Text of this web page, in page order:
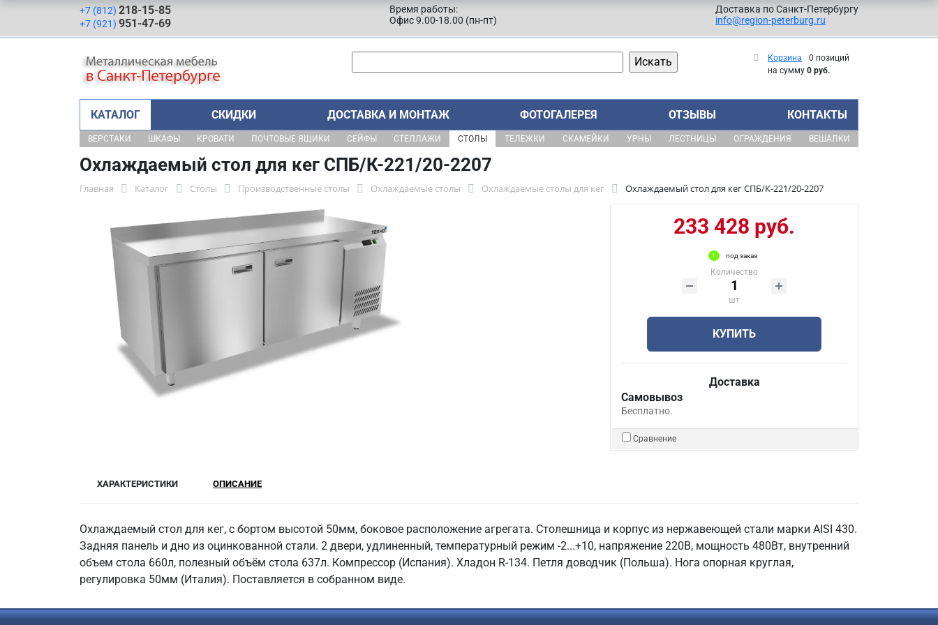
+7 (812) 218-15-85
+7 (921) 951-47-69
Время работы:
Офис 9.00-18.00 (пн-пт)
Доставка по Санкт-Петербургу
info@region-peterburg.ru
Корзина
0 позиций
на сумму 0 руб.
КАТАЛОГ СКИДКИ ДОСТАВКА И МОНТАЖ ФОТОГАЛЕРЕЯ ОТЗЫВЫ КОНТАКТЫ
ВЕРСТАКИ ШКАФЫ КРОВАТИ ПОЧТОВЫЕ ЯЩИКИ СЕЙФЫ СТЕЛЛАЖИ СТОЛЫ ТЕЛЕЖКИ СКАМЕЙКИ УРНЫ ЛЕСТНИЦЫ ОГРАЖДЕНИЯ ВЕШАЛКИ
Охлаждаемый стол для кег СПБ/К-221/20-2207
Главная Каталог Столы Производственные столы Охлаждаемые столы Охлаждаемые столы для кег Охлаждаемый стол для кег СПБ/К-221/20-2207
233 428 руб.
под заказ
Количество
шт
КУПИТЬ
Доставка
Самовывоз
Бесплатно.
Сравнение
ХАРАКТЕРИСТИКИ ОПИСАНИЕ
Охлаждаемый стол для кег, с бортом высотой 50мм, боковое расположение агрегата. Столешница и корпус из нержавеющей стали марки AISI 430.
Задняя панель и дно из оцинкованной стали. 2 двери, удлиненный, температурный режим -2...+10, напряжение 220В, мощность 480Вт, внутренний
объем стола 660л, полезный объём стола 637л. Компрессор (Испания). Хладон R-134. Петля доводчик (Польша). Нога опорная круглая,
регулировка 50мм (Италия). Поставляется в собранном виде.